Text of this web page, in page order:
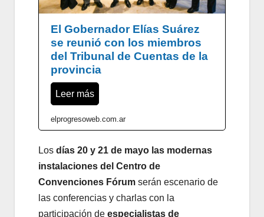
El Gobernador Elías Suárez
se reunió con los miembros
del Tribunal de Cuentas de la
provincia
Leer más
elprogresoweb.com.ar
Los días 20 y 21 de mayo las modernas
instalaciones del Centro de
Convenciones Fórum serán escenario de
las conferencias y charlas con la
participación de especialistas de